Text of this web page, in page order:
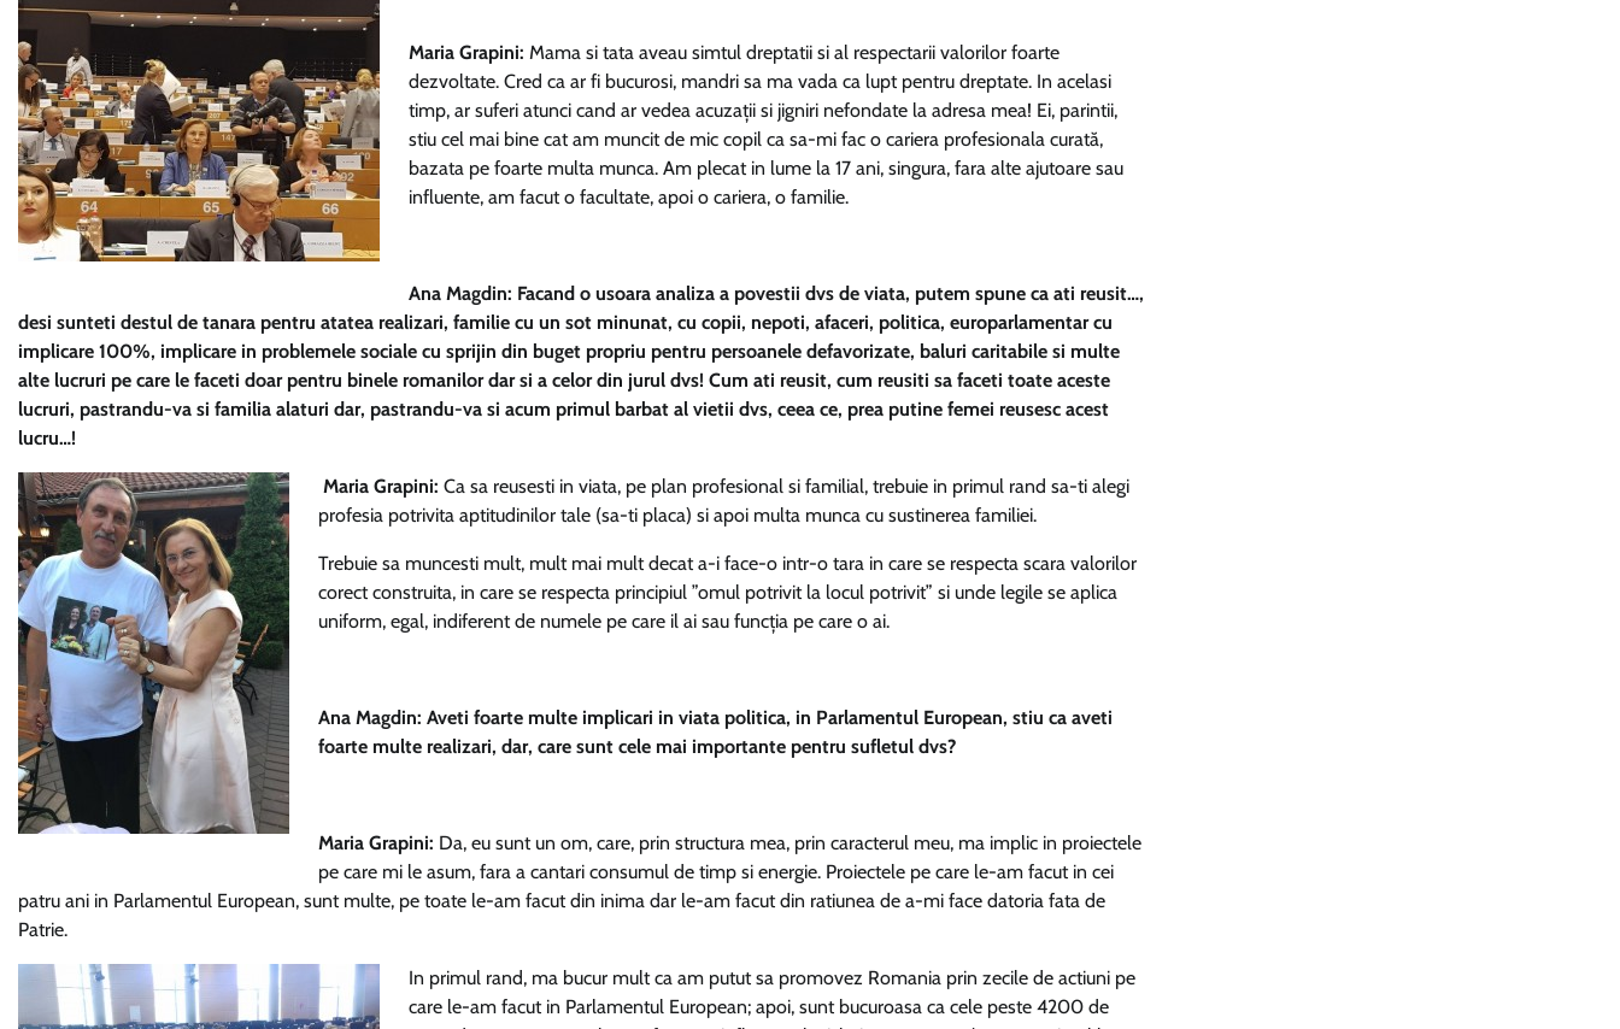
Maria Grapini: Mama si tata aveau simtul dreptatii si al respectarii valorilor foarte
dezvoltate. Cred ca ar fi bucurosi, mandri sa ma vada ca lupt pentru dreptate. In acelasi
timp, ar suferi atunci cand ar vedea acuzații si jigniri nefondate la adresa mea! Ei, parintii,
stiu cel mai bine cat am muncit de mic copil ca sa-mi fac o cariera profesionala curată,
bazata pe foarte multa munca. Am plecat in lume la 17 ani, singura, fara alte ajutoare sau
influente, am facut o facultate, apoi o cariera, o familie.
Ana Magdin: Facand o usoara analiza a povestii dvs de viata, putem spune ca ati reusit…,
desi sunteti destul de tanara pentru atatea realizari, familie cu un sot minunat, cu copii, nepoti, afaceri, politica, europarlamentar cu
implicare 100%, implicare in problemele sociale cu sprijin din buget propriu pentru persoanele defavorizate, baluri caritabile si multe
alte lucruri pe care le faceti doar pentru binele romanilor dar si a celor din jurul dvs! Cum ati reusit, cum reusiti sa faceti toate aceste
lucruri, pastrandu-va si familia alaturi dar, pastrandu-va si acum primul barbat al vietii dvs, ceea ce, prea putine femei reusesc acest
lucru…!
Maria Grapini: Ca sa reusesti in viata, pe plan profesional si familial, trebuie in primul rand sa-ti alegi
profesia potrivita aptitudinilor tale (sa-ti placa) si apoi multa munca cu sustinerea familiei.
Trebuie sa muncesti mult, mult mai mult decat a-i face-o intr-o tara in care se respecta scara valorilor
corect construita, in care se respecta principiul ”omul potrivit la locul potrivit” si unde legile se aplica
uniform, egal, indiferent de numele pe care il ai sau funcția pe care o ai.
Ana Magdin: Aveti foarte multe implicari in viata politica, in Parlamentul European, stiu ca aveti
foarte multe realizari, dar, care sunt cele mai importante pentru sufletul dvs?
Maria Grapini: Da, eu sunt un om, care, prin structura mea, prin caracterul meu, ma implic in proiectele
pe care mi le asum, fara a cantari consumul de timp si energie. Proiectele pe care le-am facut in cei
patru ani in Parlamentul European, sunt multe, pe toate le-am facut din inima dar le-am facut din ratiunea de a-mi face datoria fata de
Patrie.
In primul rand, ma bucur mult ca am putut sa promovez Romania prin zecile de actiuni pe
care le-am facut in Parlamentul European; apoi, sunt bucuroasa ca cele peste 4200 de